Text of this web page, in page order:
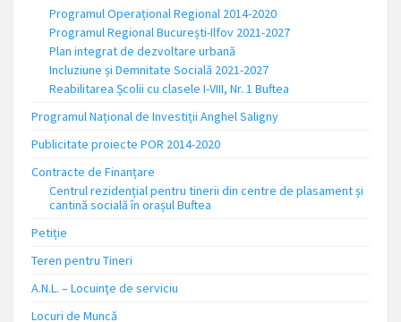
Programul Operațional Regional 2014-2020
Programul Regional București-Ilfov 2021-2027
Plan integrat de dezvoltare urbană
Incluziune și Demnitate Socială 2021-2027
Reabilitarea Școlii cu clasele I-VIII, Nr. 1 Buftea
Programul Național de Investiții Anghel Saligny
Publicitate proiecte POR 2014-2020
Contracte de Finanțare
Centrul rezidențial pentru tinerii din centre de plasament și
cantină socială în orașul Buftea
Petiție
Teren pentru Tineri
A.N.L. – Locuinţe de serviciu
Locuri de Muncă